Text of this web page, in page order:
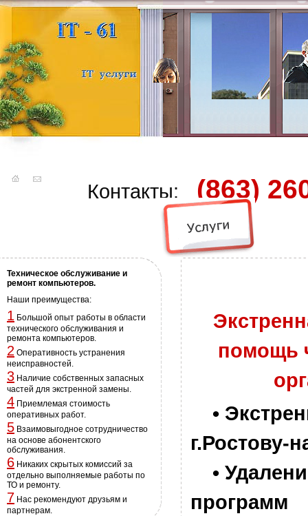
Контакты: (863)
Техническое обслуживание и
ремонт компьютеров.
Наши преимущества:
1 Большой опыт работы в области
технического обслуживания и
ремонта компьютеров.
2 Оперативность устранения
неисправностей.
3 Наличие собственных запасных
частей для экстренной замены.
4 Приемлемая стоимость
оперативных работ.
5 Взаимовыгодное сотрудничество
на основе абонентского
обслуживания.
6 Никаких скрытых комиссий за
отдельно выполняемые работы по
ТО и ремонту.
7 Нас рекомендуют друзьям и
партнерам.
помощь
•
г.Ростову-
•
программ